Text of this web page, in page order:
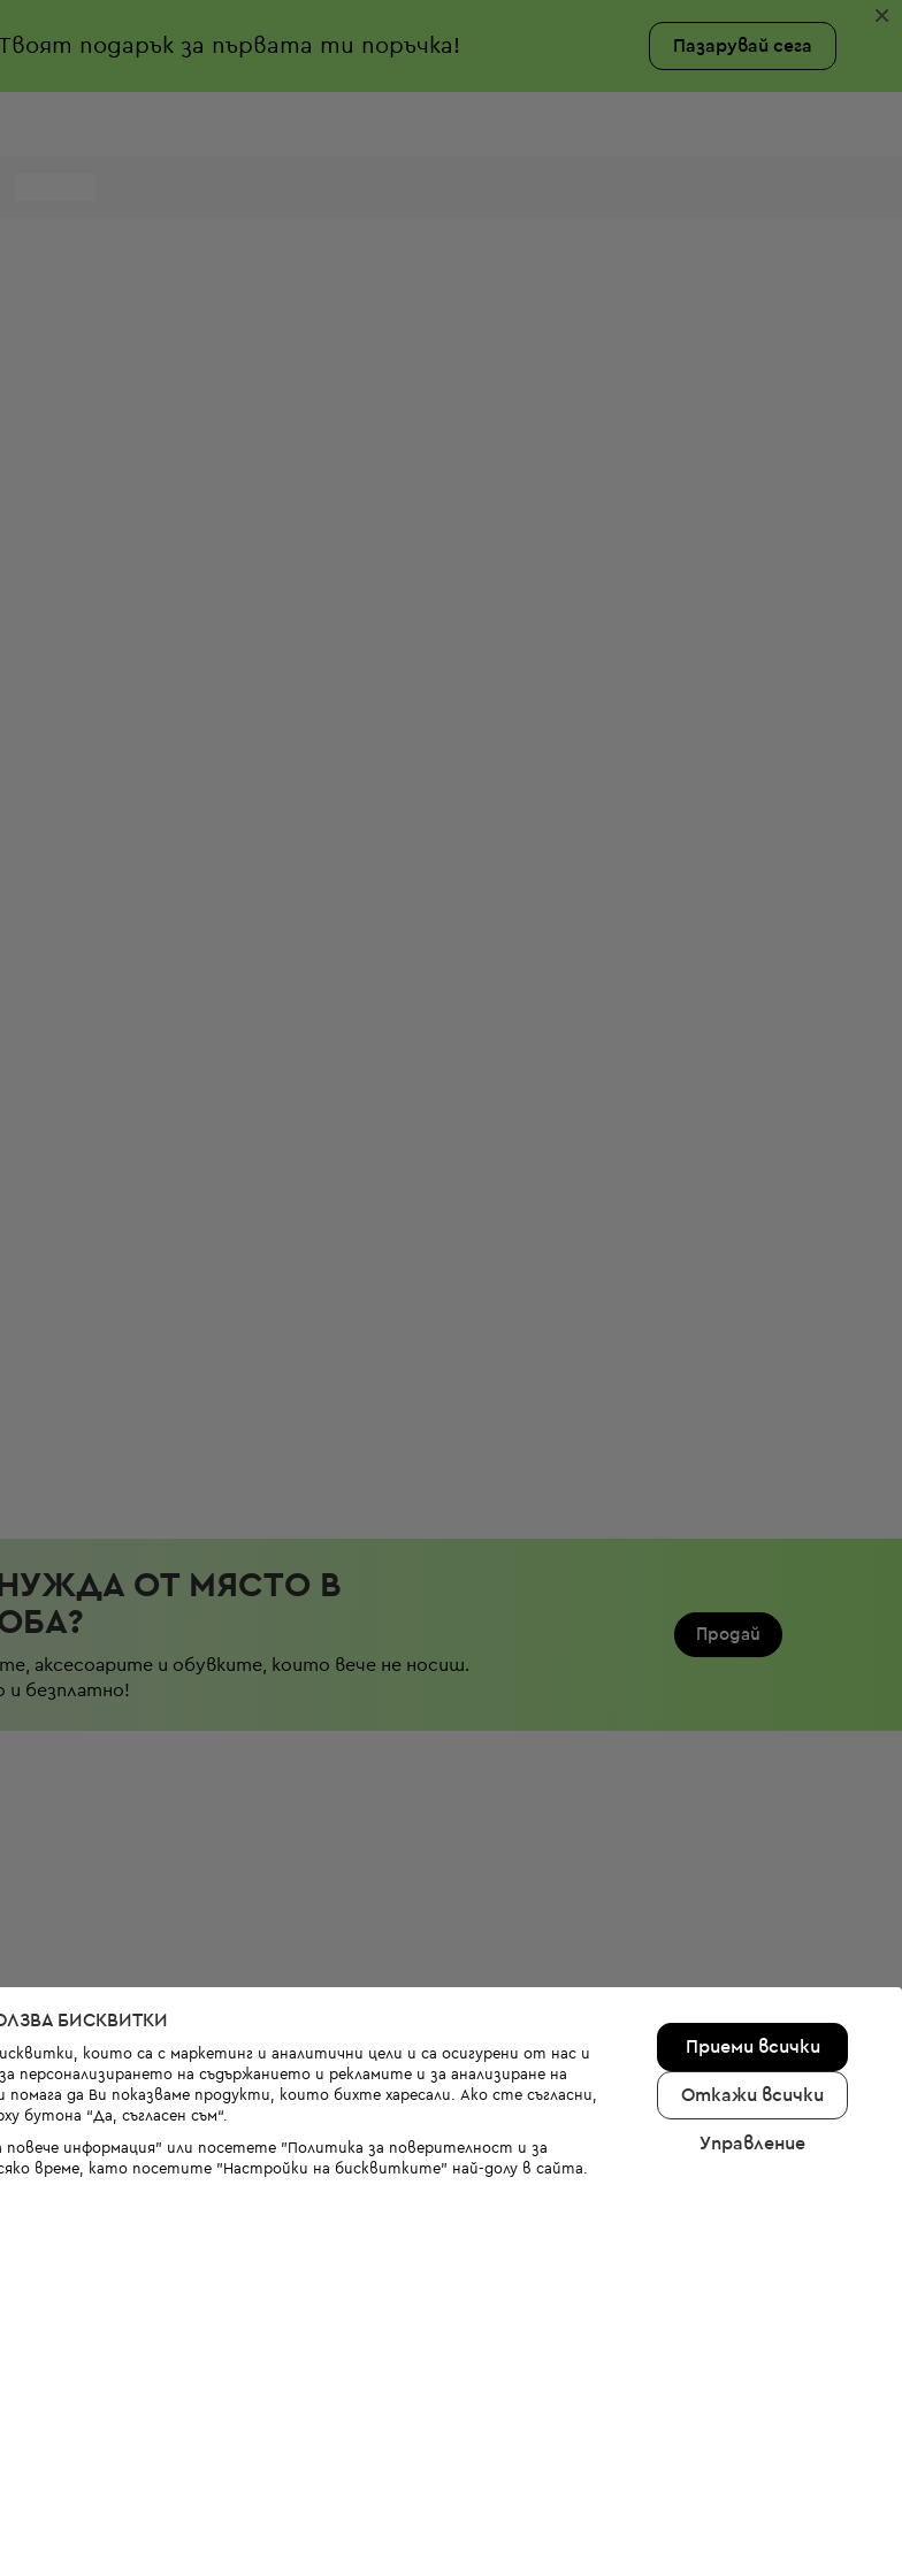
подарък за първата ти поръчка! Пазарувай сега
×
ОТ МЯСТО В
аксесоарите и обувките, които вече не носиш.
и безплатно!
Продай
БИСКВИТКИ
които са с маркетинг и аналитични цели и са осигурени от нас и
на съдържанието и рекламите и за анализиране на
да Ви показваме продукти, които бихте харесали. Ако сте съгласни,
бутона “Да, съгласен съм“.
информация" или посетете "Политика за поверителност и за
време, като посетите "Настройки на бисквитките" най-долу в сайта.
Приеми всички
Откажи всички
Управление